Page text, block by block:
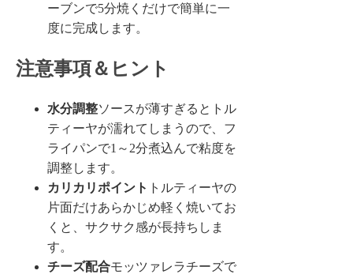
ーブンで5分焼くだけで簡単に一
度に完成します。
注意事項＆ヒント
水分調整ソースが薄すぎるとトル
ティーヤが濡れてしまうので、フ
ライパンで1～2分煮込んで粘度を
調整します。
カリカリポイント トルティーヤの
片面だけあらかじめ軽く焼いてお
くと、サクサク感が長持ちしま
す。
チーズ配合モッツァレラチーズで